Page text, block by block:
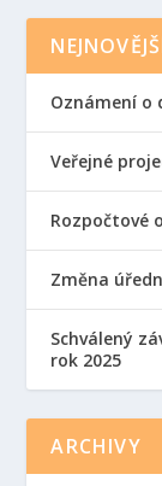
Oznámení o
Veřejné
Rozpočtové
Změna
Schválený
rok 2025
ARCHIVY